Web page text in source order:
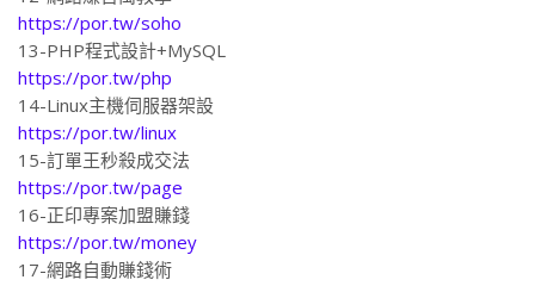
https://por.tw/soho
13-PHP程式設計+MySQL
https://por.tw/php
14-Linux主機伺服器架設
https://por.tw/linux
15-訂單王秒殺成交法
https://por.tw/page
16-正印專案加盟賺錢
https://por.tw/money
17-網路自動賺錢術